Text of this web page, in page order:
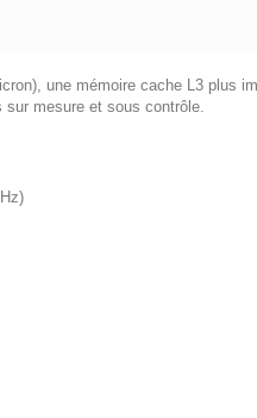
une mémoire cache L3 plus
mesure et sous contrôle.